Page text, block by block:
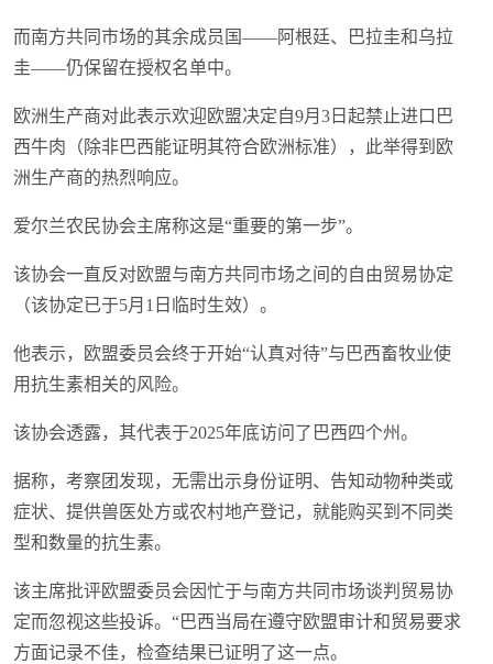
而南方共同市场的其余成员国——阿根廷、巴拉圭和乌拉
圭——仍保留在授权名单中。
欧洲生产商对此表示欢迎欧盟决定自9月3日起禁止进口巴
西牛肉（除非巴西能证明其符合欧洲标准），此举得到欧
洲生产商的热烈响应。
爱尔兰农民协会主席称这是“重要的第一步”。
该协会一直反对欧盟与南方共同市场之间的自由贸易协定
（该协定已于5月1日临时生效）。
他表示，欧盟委员会终于开始“认真对待”与巴西畜牧业使
用抗生素相关的风险。
该协会透露，其代表于2025年底访问了巴西四个州。
据称，考察团发现，无需出示身份证明、告知动物种类或
症状、提供兽医处方或农村地产登记，就能购买到不同类
型和数量的抗生素。
该主席批评欧盟委员会因忙于与南方共同市场谈判贸易协
定而忽视这些投诉。“巴西当局在遵守欧盟审计和贸易要求
方面记录不佳，检查结果已证明了这一点。